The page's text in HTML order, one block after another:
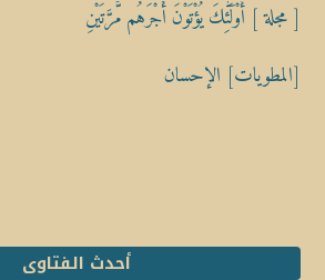
[ مجلة ] أُوْلَٰٓئِكَ يُؤْتَوْنَ أَجْرَهُم مَّرَّتَيْنِ
[المطويات] الإحسان
أحدث الفتاوى